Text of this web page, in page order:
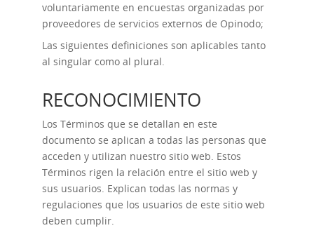
voluntariamente en encuestas organizadas por
proveedores de servicios externos de Opinodo;
Las siguientes definiciones son aplicables tanto
al singular como al plural.
RECONOCIMIENTO
Los Términos que se detallan en este
documento se aplican a todas las personas que
acceden y utilizan nuestro sitio web. Estos
Términos rigen la relación entre el sitio web y
sus usuarios. Explican todas las normas y
regulaciones que los usuarios de este sitio web
deben cumplir.